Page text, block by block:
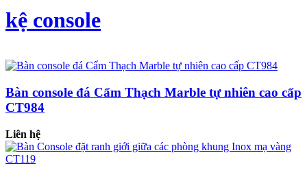
kệ console
Bàn console đá Cẩm Thạch Marble tự nhiên cao cấp
CT984
Liên hệ